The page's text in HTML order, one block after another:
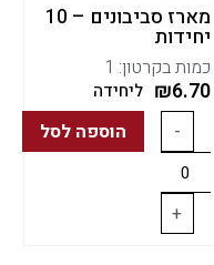
מארז סביבונים – 10
יחידות
כמות בקרטון: 1
₪6.70 ליחידה
-
+
הוספה לסל